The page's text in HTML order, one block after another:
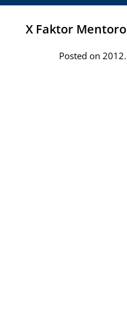
X Faktor
Posted on